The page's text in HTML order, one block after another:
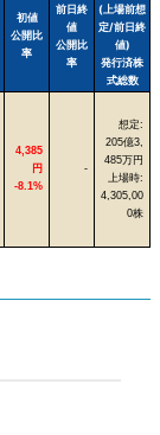
初値
公開比
率
前日終
値
公開比
率
(上場前想
定/前日終
値)
発行済株
式総数
4,385
円
-8.1%
-
想定:
205億3,
485万円
上場時:
4,305,00
0株